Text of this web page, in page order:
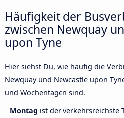
Häufigkeit der
zwischen Newquay
upon Tyne
Hier siehst Du, wie häufig die
Newquay und Newcastle upon
und Wochentagen sind.
Montag ist der verkehrsreichste